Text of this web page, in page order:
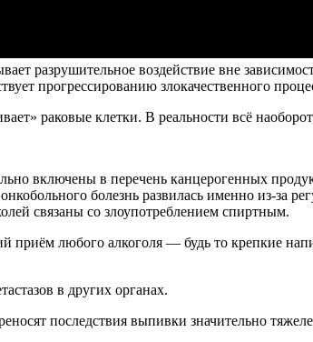
разрушительное воздействие вне
прогрессированию злокачественного
раковые клетки. В реальности всё
включены в перечень канцерогенных
болезнь развилась именно из-за
связаны со злоупотреблением спиртным.
приём любого алкоголя — будь то крепкие
в других органах.
последствия выпивки значительно